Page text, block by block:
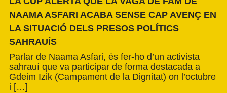
NAAMA ASFARI ACABA SENSE CAP AVENÇ EN
LA SITUACIÓ DELS PRESOS POLÍTICS
SAHRAUÍS
Parlar de Naama Asfari, és fer-ho d’un activista
sahrauí que va participar de forma destacada a
Gdeim Izik (Campament de la Dignitat) on l’octubre
i […]